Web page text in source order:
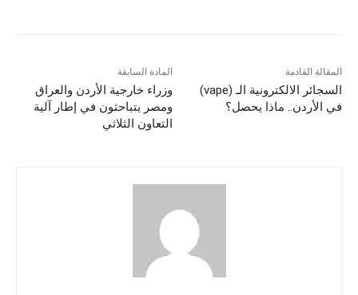
المادة السابقة
وزراء خارجية الأردن والعراق
ومصر يتباحثون في إطار آلية
التعاون الثلاثي
المقالة القادمة
السجائر الالكترونية الـ (vape)
في الأردن.. ماذا يحصل؟